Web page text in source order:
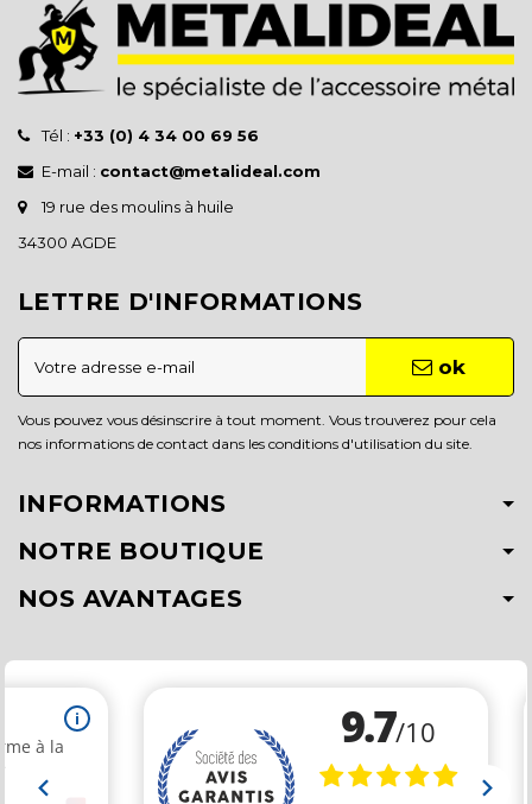
Tél : +33 (0) 4 34 00 69 56
E-mail : contact@metalideal.com
19 rue des moulins à huile
34300 AGDE
LETTRE D'INFORMATIONS
ok
Vous pouvez vous désinscrire à tout moment. Vous trouverez pour cela
nos informations de contact dans les conditions d'utilisation du site.
INFORMATIONS
NOTRE BOUTIQUE
NOS AVANTAGES